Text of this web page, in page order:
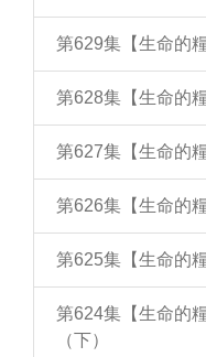
第629集【生命的
第628集【生命的
第627集【生命的
第626集【生命的
第625集【生命的
第624集【生命的
（下）